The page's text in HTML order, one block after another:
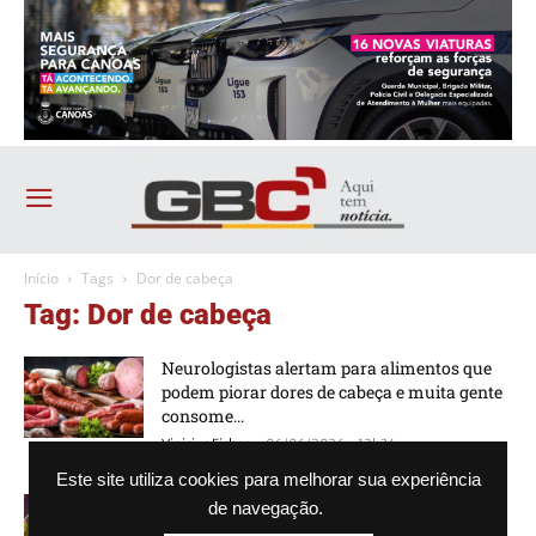
Este site utiliza cookies para melhorar sua experiência
de navegação.
Início Tags Dor de cabeça
Tag: Dor de cabeça
Neurologistas alertam para alimentos que
podem piorar dores de cabeça e muita gente
consome...
Vinicius Ficher - 06/06/2026 - 12h34
Saiba qual é o vírus que causa diarreia,
vômito e febre